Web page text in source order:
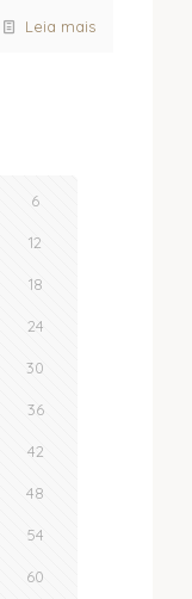
Leia mais
6
12
18
24
30
36
42
48
54
60